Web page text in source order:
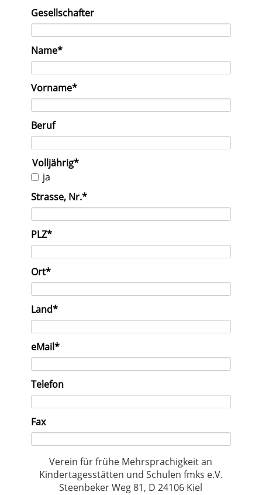
Gesellschafter
Pflichtfeld
Name*
Pflichtfeld
Vorname*
Beruf
Pflichtfeld
Volljährig*
ja
Pflichtfeld
Strasse, Nr.*
Pflichtfeld
PLZ*
Pflichtfeld
Ort*
Pflichtfeld
Land*
Pflichtfeld
eMail*
Telefon
Fax
Verein für frühe Mehrsprachigkeit an
Kindertagesstätten und Schulen fmks e.V.
Steenbeker Weg 81, D 24106 Kiel